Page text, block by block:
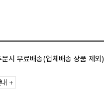
시 무료배송(업체배송 상품 제외)
+